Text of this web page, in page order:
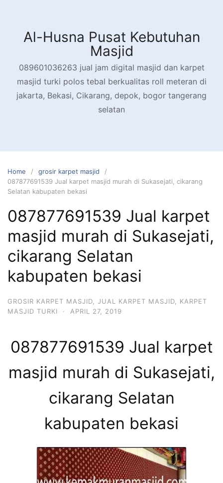
contentAl-Husna Pusat Kebutuhan
Masjid
089601036263 jual jam digital masjid dan karpet
masjid turki polos tebal berkualitas roll meteran di
jakarta, Bekasi, Cikarang, depok, bogor tangerang
selatan
Home
grosir karpet masjid
087877691539 Jual karpet masjid murah di Sukasejati, cikarang
Selatan kabupaten bekasi
087877691539 Jual karpet
masjid murah di Sukasejati,
cikarang Selatan
kabupaten bekasi
GROSIR KARPET MASJID JUAL KARPET MASJID
KARPET
MASJID TURKI
· APRIL 27, 2019
087877691539 Jual karpet
masjid murah di Sukasejati,
cikarang Selatan
kabupaten bekasi